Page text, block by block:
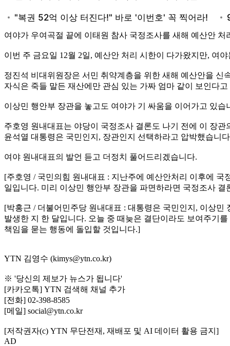
여야가 우여곡절 끝에 이태원 참사 국정조사를 새해 예산안
이번 주 금요일 12월 2일, 예산안 처리 시한이 다가왔지만, 여
정진석 비대위원장은 서민 취약계층을 위한 새해 예산안을
자식은 죽들 말든 재산에만 관심 있는 가짜 엄마 같이 보인다
이상민 행안부 장관을 놓고도 여야가 기 싸움을 이어가고 있습
주호영 원내대표는 야당이 국정조사 결론도 나기 전에 이 장
윤석열 대통령은 국민인지, 장관인지 선택하라고 압박했습니
여야 원내대표의 발언 듣고 더정치 풀어드리겠습니다.
[주호영 / 국민의힘 원내대표 : 지난주에 예산안처리 이후에
일입니다. 미리 이상민 행안부 장관을 파면하라면 국정조사
[박홍근 / 더불어민주당 원내대표 : 대통령은 국민인지, 이상
발생한 지 한 달입니다. 오늘 중 때늦은 결단이라도 보여주기
책임을 묻는 행동에 돌입할 것입니다.]
YTN 김영수 (kimys@ytn.co.kr)
※ '당신의 제보가 뉴스가 됩니다'
[카카오톡] YTN 검색해 채널 추가
[전화] 02-398-8585
[메일] social@ytn.co.kr
[저작권자(c) YTN 무단전재, 재배포 및 AI 데이터 활용 금지]
AD